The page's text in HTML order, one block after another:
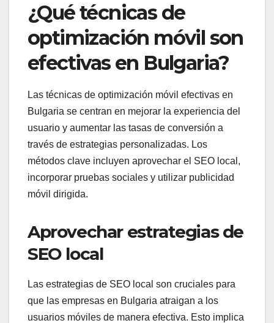
¿Qué técnicas de
optimización móvil son
efectivas en Bulgaria?
Las técnicas de optimización móvil efectivas en
Bulgaria se centran en mejorar la experiencia del
usuario y aumentar las tasas de conversión a
través de estrategias personalizadas. Los
métodos clave incluyen aprovechar el SEO local,
incorporar pruebas sociales y utilizar publicidad
móvil dirigida.
Aprovechar estrategias de
SEO local
Las estrategias de SEO local son cruciales para
que las empresas en Bulgaria atraigan a los
usuarios móviles de manera efectiva. Esto implica